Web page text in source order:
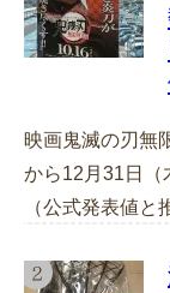
映画鬼滅の刃無
から12月31日（
（公式発表値